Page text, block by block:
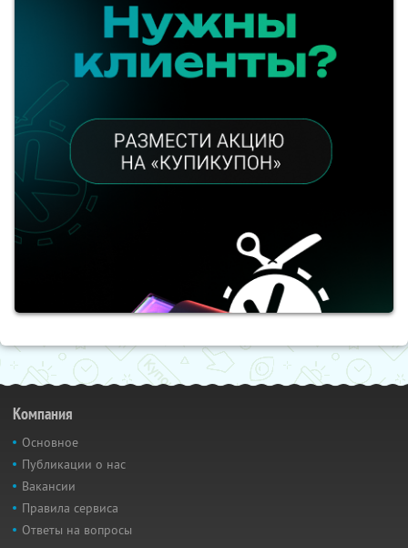
Компания
Основное
Публикации о нас
Вакансии
Правила сервиса
Ответы на вопросы